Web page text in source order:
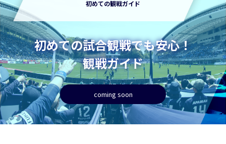
初めての観戦ガイド
初めての試合観戦でも安心！
観戦ガイド
coming soon